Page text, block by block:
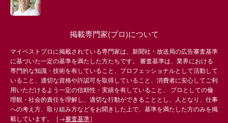
掲載専門家(プロ)について
マイベストプロに掲載されている専門家は、新聞社・放送局の広告審査基準
に基づいた一定の基準を満たした方たちです。 審査基準は、業界における
専門的な知識・技術を有していること、プロフェッショナルとして活動して
いること、適切な資格や許認可を取得していること、消費者に安心してご利
用いただけるよう一定の信頼性・実績を有していること、 プロとしての倫
理観・社会的責任を理解し、適切な行動ができることとし、人となり、仕事
への考え方、取り組み方などをお聞きした上で、基準を満たした方のみを掲
載しています。［→審査基準］